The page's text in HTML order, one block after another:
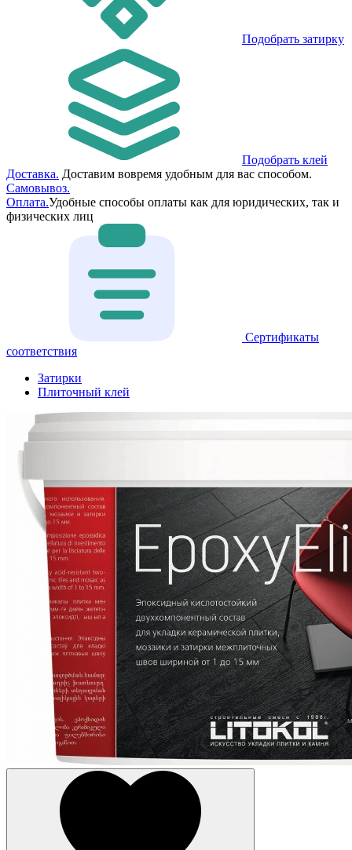
Подобрать затирку
Подобрать клей
Доставка. Доставим вовремя удобным для вас способом.
Самовывоз.
Оплата.Удобные способы оплаты как для юридических, так и
физических лиц
Сертификаты
соответствия
Затирки
Плиточный клей